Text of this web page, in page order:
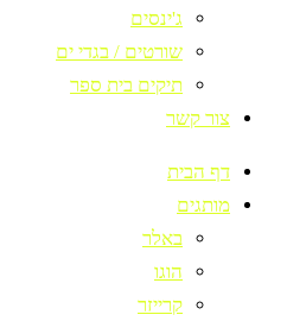
ג'ינסים
שורטים / בגדי ים
תיקים בית ספר
צור קשר
דף הבית
מותגים
באלר
הוגו
קרייזר